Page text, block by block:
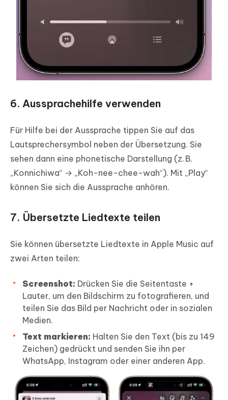
6. Aussprachehilfe verwenden
Für Hilfe bei der Aussprache tippen Sie auf das
Lautsprechersymbol neben der Übersetzung. Sie
sehen dann eine phonetische Darstellung (z. B.
„Konnichiwa“ → „Koh-nee-chee-wah“). Mit „Play“
können Sie sich die Aussprache anhören.
7. Übersetzte Liedtexte teilen
Sie können übersetzte Liedtexte in Apple Music auf
zwei Arten teilen:
Screenshot: Drücken Sie die Seitentaste +
Lauter, um den Bildschirm zu fotografieren, und
teilen Sie das Bild per Nachricht oder in sozialen
Medien.
Text markieren: Halten Sie den Text (bis zu 149
Zeichen) gedrückt und senden Sie ihn per
WhatsApp, Instagram oder einer anderen App.